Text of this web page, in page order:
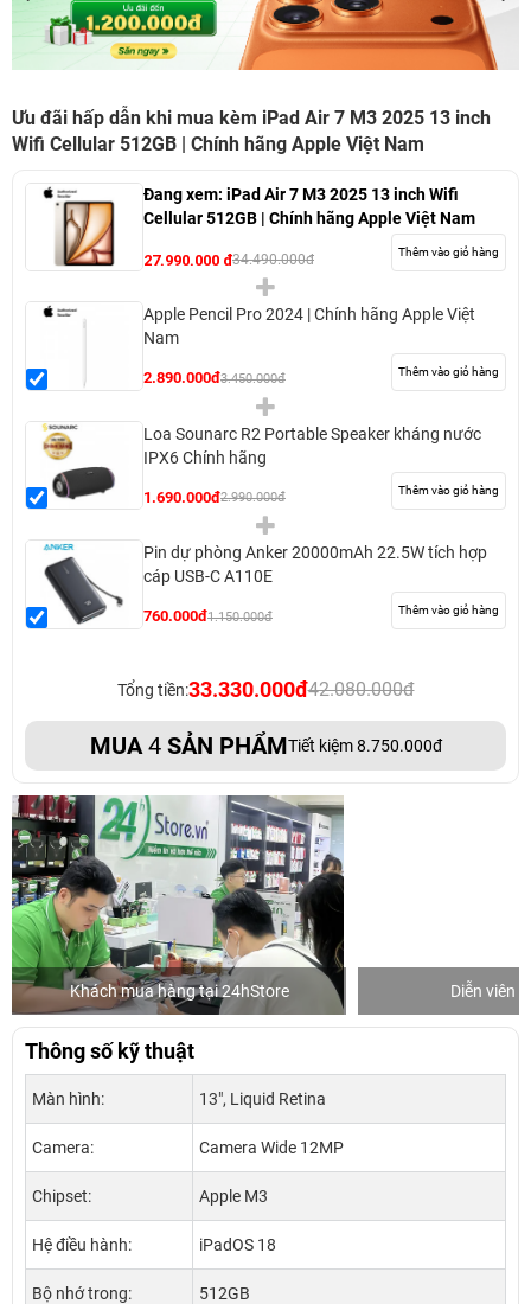
Ưu đãi hấp dẫn khi mua kèm iPad Air 7 M3 2025 13 inch
Wifi Cellular 512GB | Chính hãng Apple Việt Nam
Đang xem: iPad Air 7 M3 2025 13 inch Wifi
Cellular 512GB | Chính hãng Apple Việt Nam
27.990.000 đ34.490.000đ Thêm vào giỏ hàng
Apple Pencil Pro 2024 | Chính hãng Apple Việt
Nam
2.890.000đ3.450.000đ Thêm vào giỏ hàng
Loa Sounarc R2 Portable Speaker kháng nước
IPX6 Chính hãng
1.690.000đ2.990.000đ Thêm vào giỏ hàng
Pin dự phòng Anker 20000mAh 22.5W tích hợp
cáp USB-C A110E
760.000đ1.150.000đ Thêm vào giỏ hàng
Tổng tiền:33.330.000đ42.080.000đ
MUA 4SẢN PHẨMTiết kiệm 8.750.000đ
Khách mua hàng tại 24hStore Diễn viên
Thông số kỹ thuật
Màn hình: 13", Liquid Retina
Camera: Camera Wide 12MP
Chipset: Apple M3
Hệ điều hành: iPadOS 18
Bộ nhớ trong: 512GB